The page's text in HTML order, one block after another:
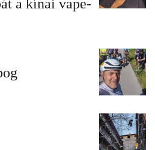
a kínai vape-